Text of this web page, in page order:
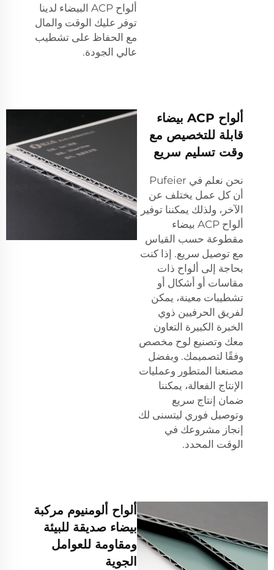
ألواح ACP البيضاء لدينا
توفر عليك الوقت والمال
مع الحفاظ على تشطيب
عالي الجودة.
ألواح ACP بيضاء
قابلة للتخصيص مع
وقت تسليم سريع
نحن نعلم في Pufeier
أن كل عمل يختلف عن
الآخر، ولذلك يمكننا توفير
ألواح ACP بيضاء
مقطوعة حسب القياس
مع توصيل سريع. إذا كنت
بحاجة إلى ألواح ذات
مقاسات أو أشكال أو
تشطيبات معينة، يمكن
لفريق الحرفيين ذوي
الخبرة الكبيرة التعاون
معك وتصنيع لوح مخصص
وفقًا لتصميمك. وبفضل
مصنعنا المتطور وعمليات
الإنتاج الفعالة، يمكننا
ضمان إنتاج سريع
وتوصيل فوري ليتسنى لك
إنجاز مشروعك في
الوقت المحدد.
ألواح ألومنيوم مركبة
بيضاء صديقة للبيئة
ومقاومة للعوامل
الجوية